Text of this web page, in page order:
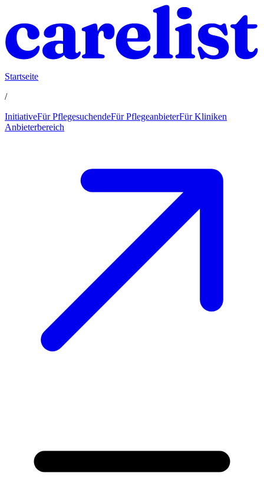
Startseite
/
InitiativeFür PflegesuchendeFür PflegeanbieterFür Kliniken
Anbieterbereich